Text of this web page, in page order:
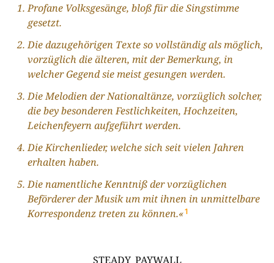
Profane Volksgesänge, bloß für die Singstimme
gesetzt.
Die dazugehörigen Texte so vollständig als möglich,
vorzüglich die älteren, mit der Bemerkung, in
welcher Gegend sie meist gesungen werden.
Die Melodien der Nationaltänze, vorzüglich solcher,
die bey besonderen Festlichkeiten, Hochzeiten,
Leichenfeyern aufgeführt werden.
Die Kirchenlieder, welche sich seit vielen Jahren
erhalten haben.
Die namentliche Kenntniß der vorzüglichen
Beförderer der Musik um mit ihnen in unmittelbare
Korrespondenz treten zu können.«1
___STEADY_PAYWALL___